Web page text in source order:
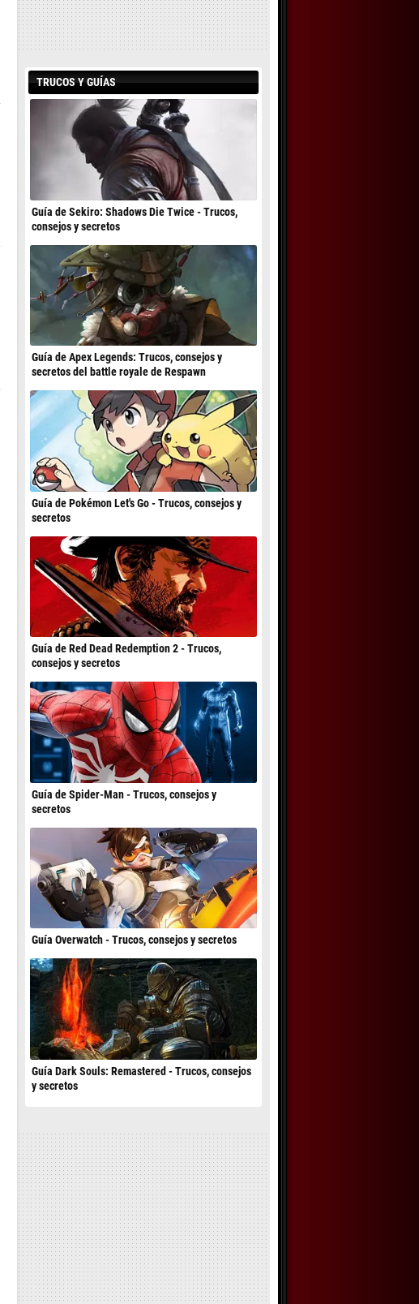
TRUCOS Y GUÍAS
Guía de Sekiro: Shadows Die Twice - Trucos,
consejos y secretos
Guía de Apex Legends: Trucos, consejos y
secretos del battle royale de Respawn
Guía de Pokémon Let's Go - Trucos, consejos y
secretos
Guía de Red Dead Redemption 2 - Trucos,
consejos y secretos
Guía de Spider-Man - Trucos, consejos y
secretos
Guía Overwatch - Trucos, consejos y secretos
Guía Dark Souls: Remastered - Trucos, consejos
y secretos